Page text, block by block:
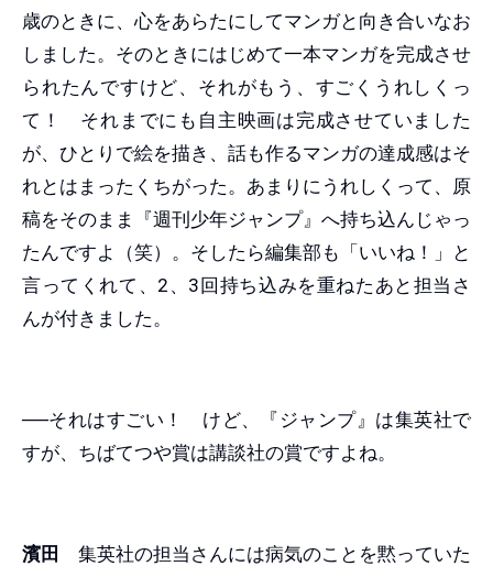
歳のときに、心をあらたにしてマンガと向き合いなお
しました。そのときにはじめて一本マンガを完成させ
られたんですけど、それがもう、すごくうれしくっ
て！ それまでにも自主映画は完成させていました
が、ひとりで絵を描き、話も作るマンガの達成感はそ
れとはまったくちがった。あまりにうれしくって、原
稿をそのまま『週刊少年ジャンプ』へ持ち込んじゃっ
たんですよ（笑）。そしたら編集部も「いいね！」と
言ってくれて、2、3回持ち込みを重ねたあと担当さ
んが付きました。
──それはすごい！ けど、『ジャンプ』は集英社で
すが、ちばてつや賞は講談社の賞ですよね。
濱田
集英社の担当さんには病気のことを黙っていた